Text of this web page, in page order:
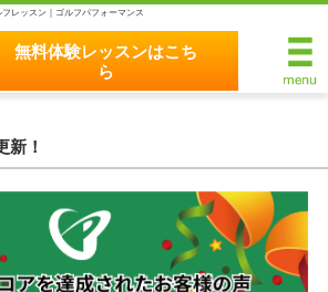
レッスン｜ゴルフパフォーマンス
無料体験レッスンはこち
ら
料体験レッスンはこちら
ンレッスン
新！